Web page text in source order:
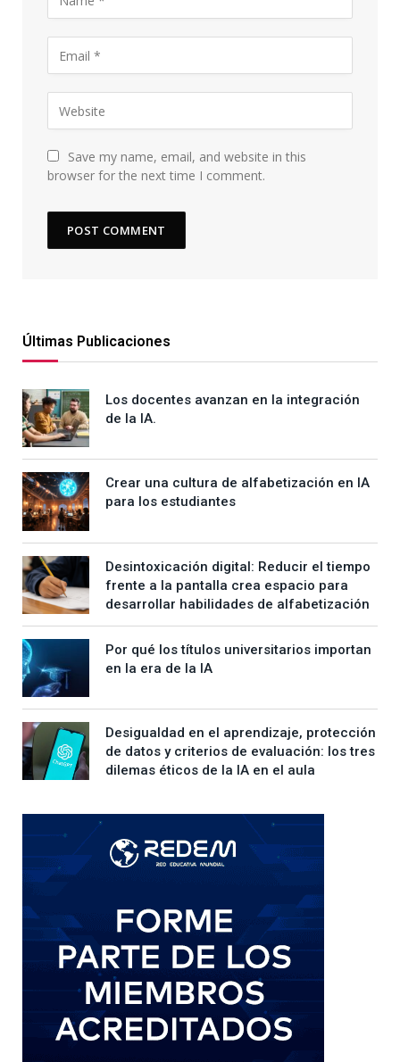
Save my name, email, and website in this
browser for the next time I comment.
Últimas Publicaciones
Los docentes avanzan en la integración
de la IA.
Crear una cultura de alfabetización en IA
para los estudiantes
Desintoxicación digital: Reducir el tiempo
frente a la pantalla crea espacio para
desarrollar habilidades de alfabetización
Por qué los títulos universitarios importan
en la era de la IA
Desigualdad en el aprendizaje, protección
de datos y criterios de evaluación: los tres
dilemas éticos de la IA en el aula